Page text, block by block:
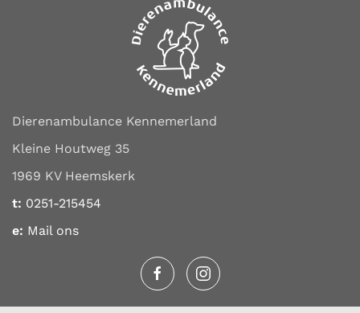
Dierenambulance Kennemerland
Kleine Houtweg 35
1969 KV Heemskerk
t: 0251-215454
e: Mail ons